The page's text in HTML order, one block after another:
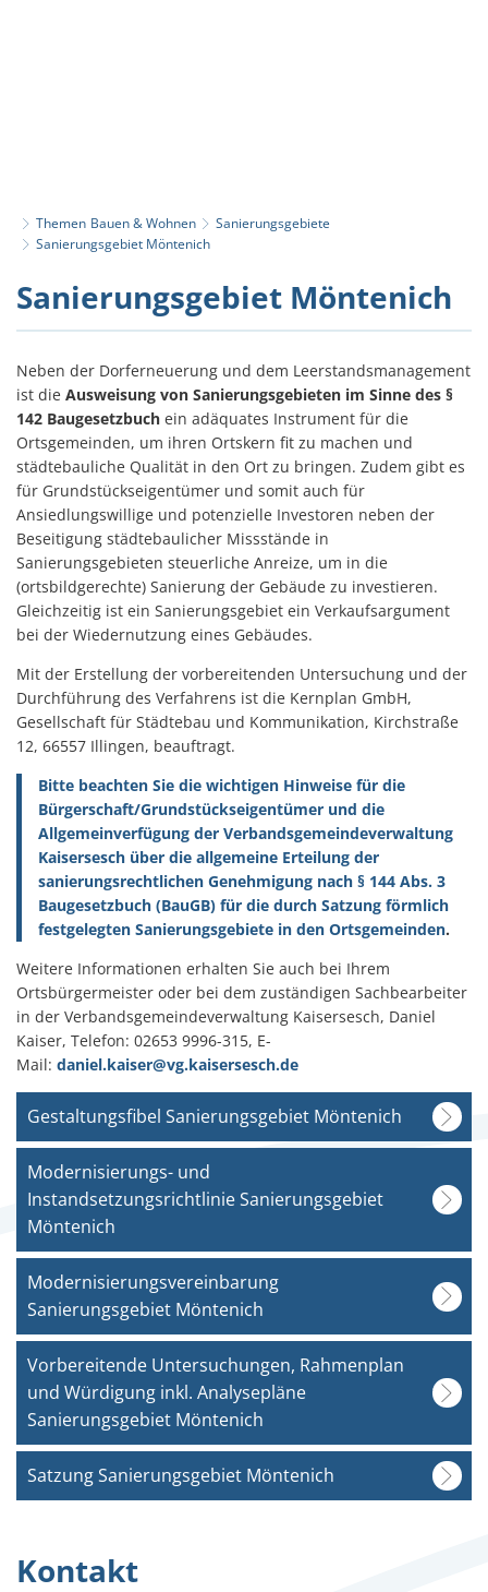
Themen Bauen & Wohnen
Sanierungsgebiete
Sanierungsgebiet Möntenich
Sanierungsgebiet
Möntenich
Sanierungsgebiet Möntenich
Neben der Dorferneuerung und dem Leerstandsmanagement
ist die Ausweisung von Sanierungsgebieten im Sinne des §
142 Baugesetzbuch ein adäquates Instrument für die
Ortsgemeinden, um ihren Ortskern fit zu machen und
städtebauliche Qualität in den Ort zu bringen. Zudem gibt es
für Grundstückseigentümer und somit auch für
Ansiedlungswillige und potenzielle Investoren neben der
Beseitigung städtebaulicher Missstände in
Sanierungsgebieten steuerliche Anreize, um in die
(ortsbildgerechte) Sanierung der Gebäude zu investieren.
Gleichzeitig ist ein Sanierungsgebiet ein Verkaufsargument
bei der Wiedernutzung eines Gebäudes.
Mit der Erstellung der vorbereitenden Untersuchung und der
Durchführung des Verfahrens ist die Kernplan GmbH,
Gesellschaft für Städtebau und Kommunikation, Kirchstraße
12, 66557 Illingen, beauftragt.
Bitte beachten Sie die wichtigen Hinweise für die
Bürgerschaft/Grundstückseigentümer und die
Allgemeinverfügung der Verbandsgemeindeverwaltung
Kaisersesch über die allgemeine Erteilung der
sanierungsrechtlichen Genehmigung nach § 144 Abs. 3
Baugesetzbuch (BauGB) für die durch Satzung förmlich
festgelegten Sanierungsgebiete in den Ortsgemeinden.
Weitere Informationen erhalten Sie auch bei Ihrem
Ortsbürgermeister oder bei dem zuständigen Sachbearbeiter
in der Verbandsgemeindeverwaltung Kaisersesch, Daniel
Kaiser, Telefon: 02653 9996-315, E-
Mail: daniel.kaiser@vg.kaisersesch.de
Gestaltungsfibel Sanierungsgebiet Möntenich
Modernisierungs- und
Instandsetzungsrichtlinie Sanierungsgebiet
Möntenich
Modernisierungsvereinbarung
Sanierungsgebiet Möntenich
Vorbereitende Untersuchungen, Rahmenplan
und Würdigung inkl. Analysepläne
Sanierungsgebiet Möntenich
Satzung Sanierungsgebiet Möntenich
Kontakt